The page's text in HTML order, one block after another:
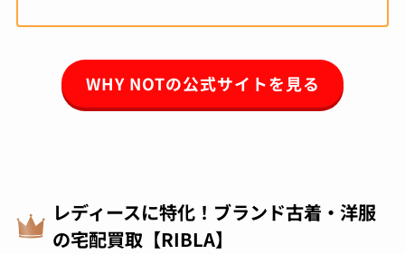
WHY NOTの公式サイトを見る
レディースに特化！ブランド古着・洋服
の宅配買取【RIBLA】